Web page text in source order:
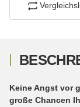
Keine Angst vor
große Chancen